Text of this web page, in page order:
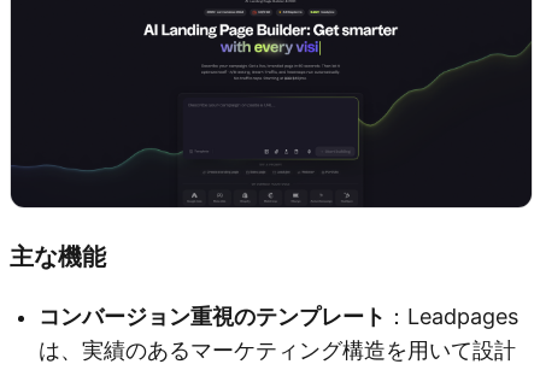
主な機能
コンバージョン重視のテンプレート ：Leadpages
は、実績のあるマーケティング構造を用いて設計